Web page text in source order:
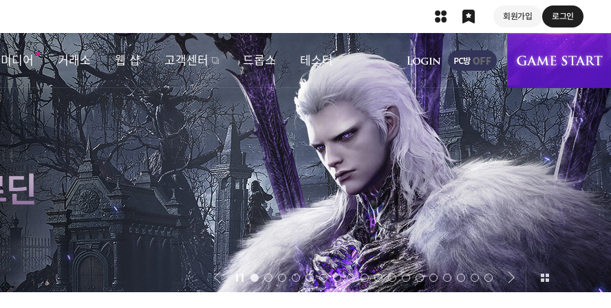
회원가입 로그인
미디어 거래소 웹 샵 고객센터 드롭스 테스터
상단 메뉴